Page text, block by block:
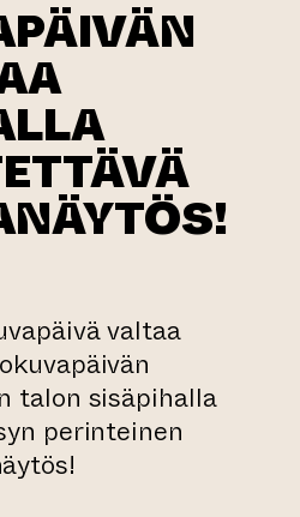
valtaa
talon sisäpihalla
perinteinen